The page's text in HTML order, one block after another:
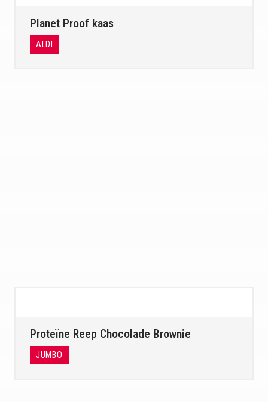
Planet Proof kaas
ALDI
Proteïne Reep Chocolade Brownie
JUMBO